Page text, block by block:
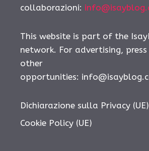
collaborazioni:
This website is part of the
network. For advertising, press
other
opportunities:
Dichiarazione sulla Privacy (UE)
Cookie Policy (UE)